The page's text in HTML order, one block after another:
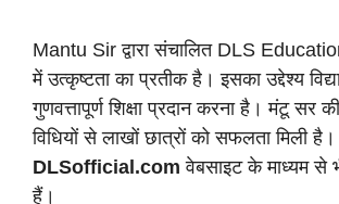
Mantu Sir द्वारा संचालित DLS
में उत्कृष्टता का प्रतीक है। इसका उद्देश्य
गुणवत्तापूर्ण शिक्षा प्रदान करना है। मंटू सर
विधियों से लाखों छात्रों को सफलता मिली है।
DLSofficial.com वेबसाइट के माध्यम से
हैं।